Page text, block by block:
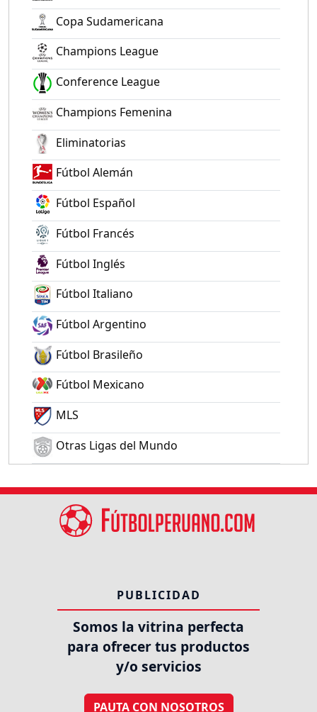
Copa Sudamericana
Champions League
Conference League
Champions Femenina
Eliminatorias
Fútbol Alemán
Fútbol Español
Fútbol Francés
Fútbol Inglés
Fútbol Italiano
Fútbol Argentino
Fútbol Brasileño
Fútbol Mexicano
MLS
Otras Ligas del Mundo
PUBLICIDAD
Somos la vitrina perfecta
para ofrecer tus productos
y/o servicios
PAUTA CON NOSOTROS